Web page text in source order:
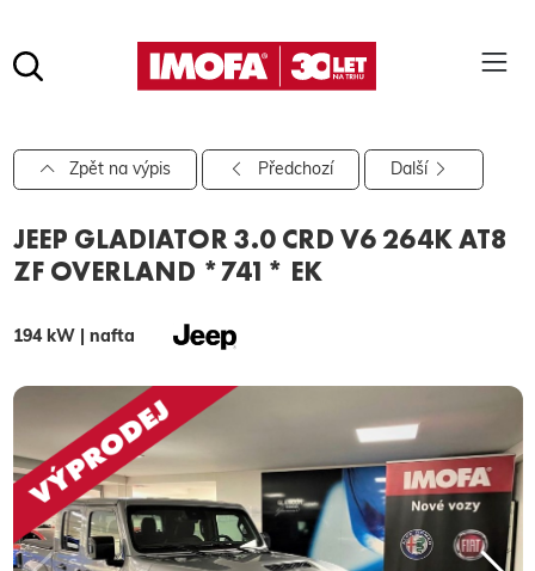
hledat
Pro vyhledávání zadejte alespoň 3 znaky.
Zpět na výpis Předchozí Další
JEEP GLADIATOR 3.0 CRD V6 264K AT8
ZF OVERLAND *741* EK
194 kW | nafta